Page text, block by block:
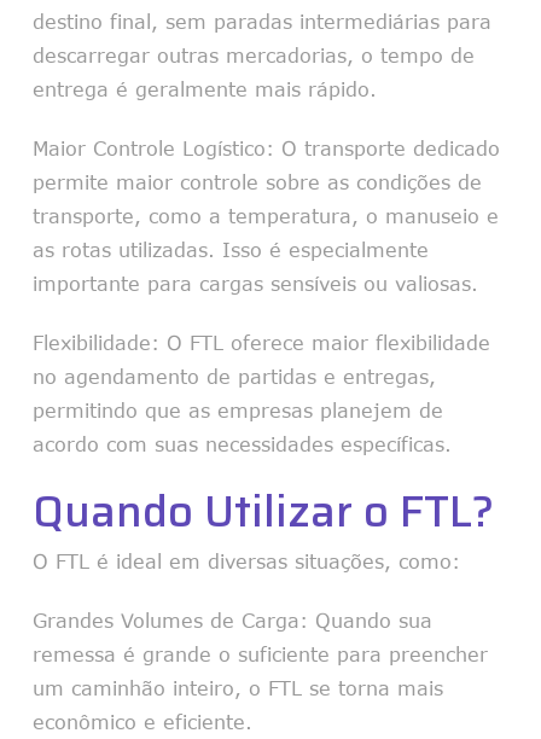
destino final, sem paradas intermediárias para
descarregar outras mercadorias, o tempo de
entrega é geralmente mais rápido.
Maior Controle Logístico: O transporte dedicado
permite maior controle sobre as condições de
transporte, como a temperatura, o manuseio e
as rotas utilizadas. Isso é especialmente
importante para cargas sensíveis ou valiosas.
Flexibilidade: O FTL oferece maior flexibilidade
no agendamento de partidas e entregas,
permitindo que as empresas planejem de
acordo com suas necessidades específicas.
Quando Utilizar o FTL?
O FTL é ideal em diversas situações, como:
Grandes Volumes de Carga: Quando sua
remessa é grande o suficiente para preencher
um caminhão inteiro, o FTL se torna mais
econômico e eficiente.